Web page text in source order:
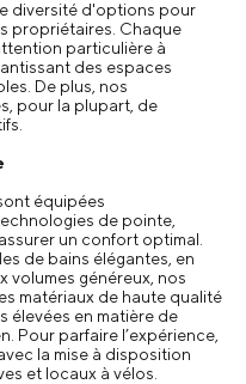
diversité d'options pour
propriétaires. Chaque
particulière à
des espaces
De plus, nos
pour la plupart, de
équipées
de pointe,
un confort optimal.
de bains élégantes, en
volumes généreux, nos
matériaux de haute qualité
élevées en matière de
Pour parfaire l’expérience,
la mise à disposition
et locaux à vélos.